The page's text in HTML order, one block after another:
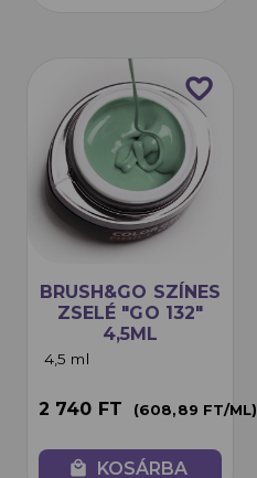
favorite_border
BRUSH&GO SZÍNES
ZSELÉ "GO 132"
4,5ML
4,5 ml
2 740 FT (608,89 FT/ML)
local_mall KOSÁRBA